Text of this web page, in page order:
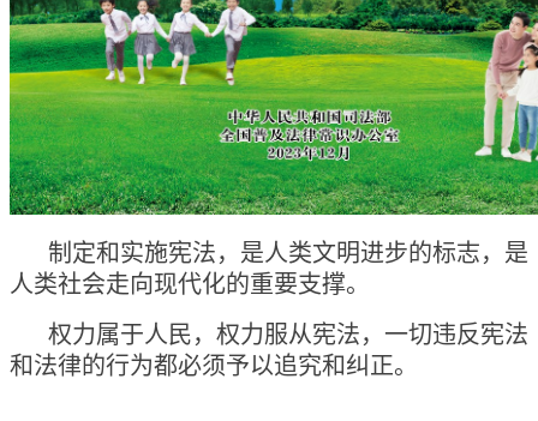
制定和实施宪法，是人类文明进步的标志，是
人类社会走向现代化的重要支撑。
权力属于人民，权力服从宪法，一切违反宪法
和法律的行为都必须予以追究和纠正。